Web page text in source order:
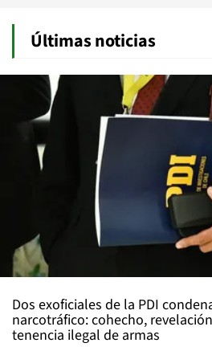
Últimas noticias
Dos exoficiales de la PDI
narcotráfico: cohecho,
tenencia ilegal de armas